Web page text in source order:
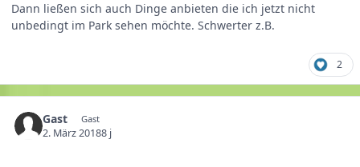
Dann ließen sich auch Dinge anbieten die ich jetzt nicht
unbedingt im Park sehen möchte. Schwerter z.B.
2
Gast Gast
2. März 20188 j